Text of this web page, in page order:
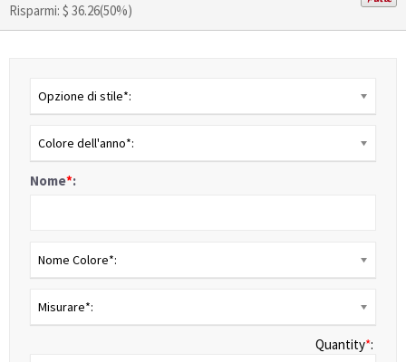
Risparmi: $ 36.26(50%)
Opzione di stile*:
Colore dell'anno*:
Nome*:
Nome Colore*:
Misurare*:
Quantity*: